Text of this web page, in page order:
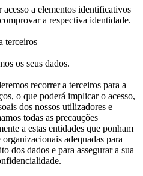
a elementos identificativos
a respectiva identidade.
terceiros
os seus dados.
recorrer a terceiros para a
o que poderá implicar o acesso,
dos nossos utilizadores e
todas as precauções
a estas entidades que ponham
adequadas para
dos dados e para assegurar a sua